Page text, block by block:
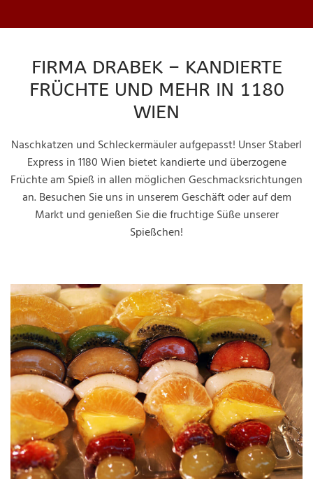
FIRMA DRABEK – KANDIERTE
FRÜCHTE UND MEHR IN 1180
WIEN
Naschkatzen und Schleckermäuler aufgepasst! Unser Staberl
Express in 1180 Wien bietet kandierte und überzogene
Früchte am Spieß in allen möglichen Geschmacksrichtungen
an. Besuchen Sie uns in unserem Geschäft oder auf dem
Markt und genießen Sie die fruchtige Süße unserer
Spießchen!